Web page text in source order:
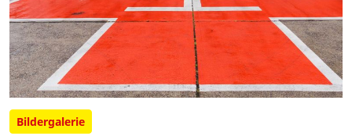
Bildergalerie